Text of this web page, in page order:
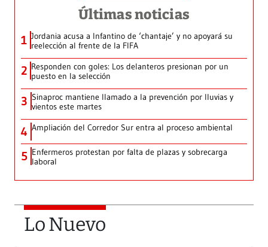
Últimas noticias
1 Jordania acusa a Infantino de ‘chantaje’ y no apoyará su
reelección al frente de la FIFA
2 Responden con goles: Los delanteros presionan por un
puesto en la selección
3 Sinaproc mantiene llamado a la prevención por lluvias y
vientos este martes
4 Ampliación del Corredor Sur entra al proceso ambiental
5 Enfermeros protestan por falta de plazas y sobrecarga
laboral
Lo Nuevo